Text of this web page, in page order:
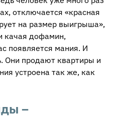
отключается «красная
на размер выигрыша»,
качая дофамин,
появляется мания. И
Они продают квартиры и
устроена так же, как
–